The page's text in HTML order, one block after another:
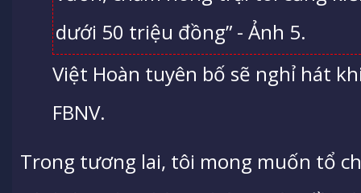
Việt Hoàn tuyên bố sẽ nghỉ hát
FBNV.
Trong tương lai, tôi mong muốn tổ